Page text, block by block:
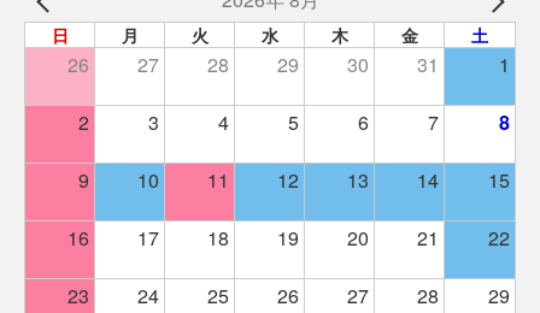
日 月 火 水 木 金 土
26 27 28 29 30 31 1
2 3 4 5 6 7 8
9 10 11 12 13 14 15
16 17 18 19 20 21 22
23 24 25 26 27 28 29